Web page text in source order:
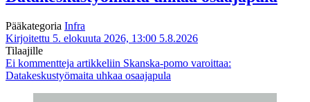
Pääkategoria Infra
Kirjoitettu 5. elokuuta 2026, 13:00 5.8.2026
Tilaajille
Ei kommentteja artikkeliin Skanska-pomo varoittaa:
Datakeskustyömaita uhkaa osaajapula